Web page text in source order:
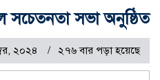
সচেতনতা সভা অনুষ্ঠিত
২০২৪ ২৭৬ বার পড়া হয়েছে